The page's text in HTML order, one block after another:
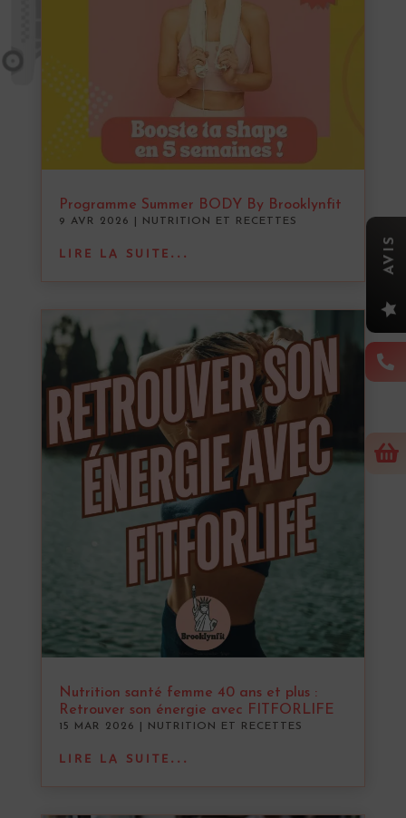
Programme Summer BODY By Brooklynfit
9 AVR 2026 NUTRITION ET RECETTES
LIRE LA SUITE...
Nutrition santé femme 40 ans et plus :
Retrouver son énergie avec FITFORLIFE
15 MAR 2026 NUTRITION ET RECETTES
LIRE LA SUITE...



AVIS